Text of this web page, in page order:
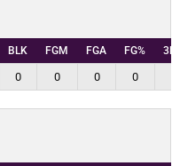
BLK FGM FGA FG%
0 0 0 0